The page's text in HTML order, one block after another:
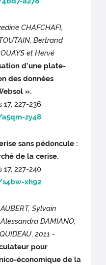
CHAFCHAFI,
Bertrand
et Hervé
d’une plate-
des données
».
227-236
zy48
sans pédoncule :
de la cerise.
227-240
xh92
Sylvain
DAMIANO,
,2011 -
pour
économique de la